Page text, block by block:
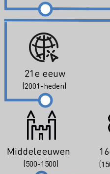
21e eeuw
(2001-heden)
Middeleeuwen
(500-1500)